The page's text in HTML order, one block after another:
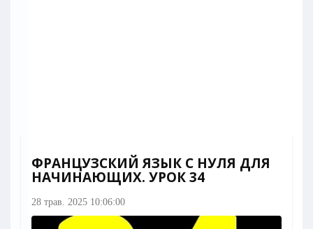
ФРАНЦУЗСКИЙ ЯЗЫК C НУЛЯ ДЛЯ
НАЧИНАЮЩИХ. УРОК 34
28 трав. 2025 10:06:00